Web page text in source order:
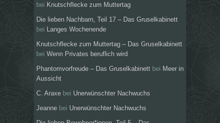
bei Knutschflecke zum Muttertag
Die lieben Nachbarn, Teil 17 – Das Gruselkabinett
bei
Langes Wochenende
Knutschflecke zum Muttertag – Das Gruselkabinett
bei Wenn Privates beruflich wird
Phantomvorfreude – Das Gruselkabinett bei Meer in
Aussicht
C. Araxe bei Unerwünschter Nachwuchs
Jeanne bei Unerwünschter Nachwuchs